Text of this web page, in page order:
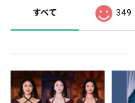
すべて 349